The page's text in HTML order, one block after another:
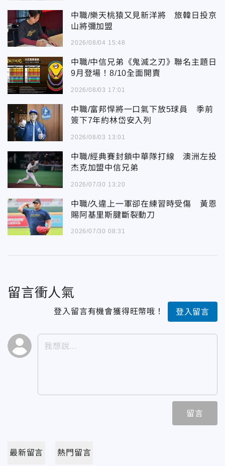
中職/樂天桃猿又見新洋將 旅韓日投京
山將彌加盟
2026/08/04 15:48
中職/中信兄弟《鬼滅之刃》聯名主題日
9月登場！8/10全面開賣
2026/08/03 17:01
中職/富邦悍將一口氣下放5球員 季前
簽下7年約林岱安入列
2026/08/03 13:01
中職/經典賽封鎖中華隊打線 澳洲左投
杰克加盟中信兄弟
2026/07/30 13:20
中職/久違上一軍卻在練習時受傷 黃恩
賜阿基里斯腱斷裂動刀
2026/07/30 08:31
留言衝人氣
登入留言有機會獲得旺幣哦！ 登入留言
留言
最新留言 熱門留言